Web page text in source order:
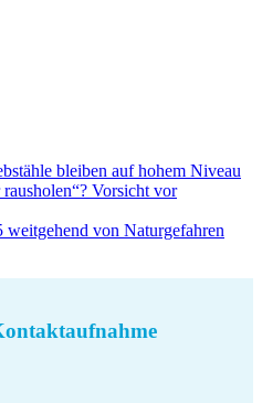
bleiben auf hohem Niveau
Vorsicht vor
weitgehend von Naturgefahren